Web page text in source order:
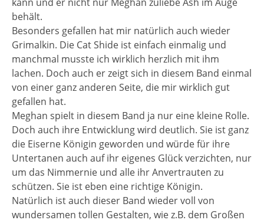
kann und er nicht nur Meghan zuliebe Ash im Auge
behält.
Besonders gefallen hat mir natürlich auch wieder
Grimalkin. Die Cat Shide ist einfach einmalig und
manchmal musste ich wirklich herzlich mit ihm
lachen. Doch auch er zeigt sich in diesem Band einmal
von einer ganz anderen Seite, die mir wirklich gut
gefallen hat.
Meghan spielt in diesem Band ja nur eine kleine Rolle.
Doch auch ihre Entwicklung wird deutlich. Sie ist ganz
die Eiserne Königin geworden und würde für ihre
Untertanen auch auf ihr eigenes Glück verzichten, nur
um das Nimmernie und alle ihr Anvertrauten zu
schützen. Sie ist eben eine richtige Königin.
Natürlich ist auch dieser Band wieder voll von
wundersamen tollen Gestalten, wie z.B. dem Großen